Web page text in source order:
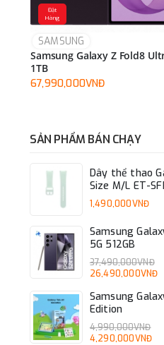
Đặt
Hàng
SAMSUNG
Samsung Galaxy Z Fold8
1TB
67,990,000VNĐ
SẢN PHẨM BÁN CHẠY
Dây thể thao
Size M/L ET-
1,490,000VNĐ
Samsung
5G 512GB
37,490,000VNĐ
26,490,000VNĐ
Samsung
Edition
4,990,000VNĐ
4,290,000VNĐ